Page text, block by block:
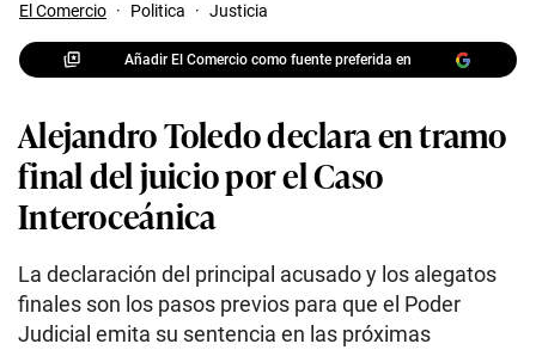
El Comercio · Politica · Justicia
Añadir El Comercio como fuente preferida en
Alejandro Toledo declara en tramo
final del juicio por el Caso
Interoceánica
La declaración del principal acusado y los alegatos
finales son los pasos previos para que el Poder
Judicial emita su sentencia en las próximas